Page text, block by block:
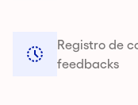
Registro de
feedbacks